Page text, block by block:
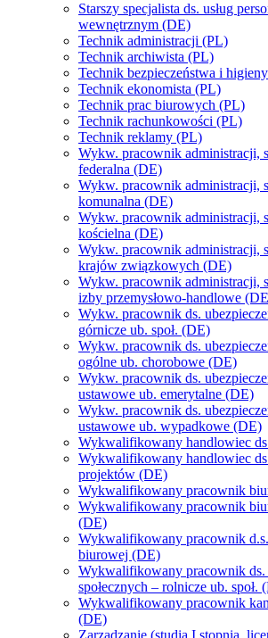
Starszy specjalista ds. usług
wewnętrznym (DE)
Technik administracji (PL)
Technik archiwista (PL)
Technik bezpieczeństwa i
Technik ekonomista (PL)
Technik prac biurowych (PL)
Technik rachunkowości (PL)
Technik reklamy (PL)
Wykw. pracownik administracji,
federalna (DE)
Wykw. pracownik administracji,
komunalna (DE)
Wykw. pracownik administracji,
kościelna (DE)
Wykw. pracownik administracji,
krajów związkowych (DE)
Wykw. pracownik administracji,
izby przemysłowo-handlowe
Wykw. pracownik ds.
górnicze ub. społ. (DE)
Wykw. pracownik ds.
ogólne ub. chorobowe (DE)
Wykw. pracownik ds.
ustawowe ub. emerytalne (DE)
Wykw. pracownik ds.
ustawowe ub. wypadkowe (DE)
Wykwalifikowany handlowiec
Wykwalifikowany handlowiec
projektów (DE)
Wykwalifikowany pracownik
Wykwalifikowany pracownik
(DE)
Wykwalifikowany pracownik
biurowej (DE)
Wykwalifikowany pracownik ds.
społecznych – rolnicze ub. społ.
Wykwalifikowany pracownik
(DE)
Zarządzanie (studia I stopnia,